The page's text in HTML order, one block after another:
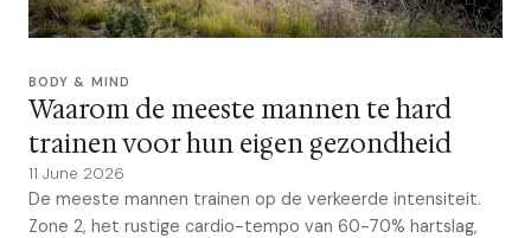
BODY & MIND
Waarom de meeste mannen te hard
trainen voor hun eigen gezondheid
11 June 2026
De meeste mannen trainen op de verkeerde intensiteit.
Zone 2, het rustige cardio-tempo van 60-70% hartslag,